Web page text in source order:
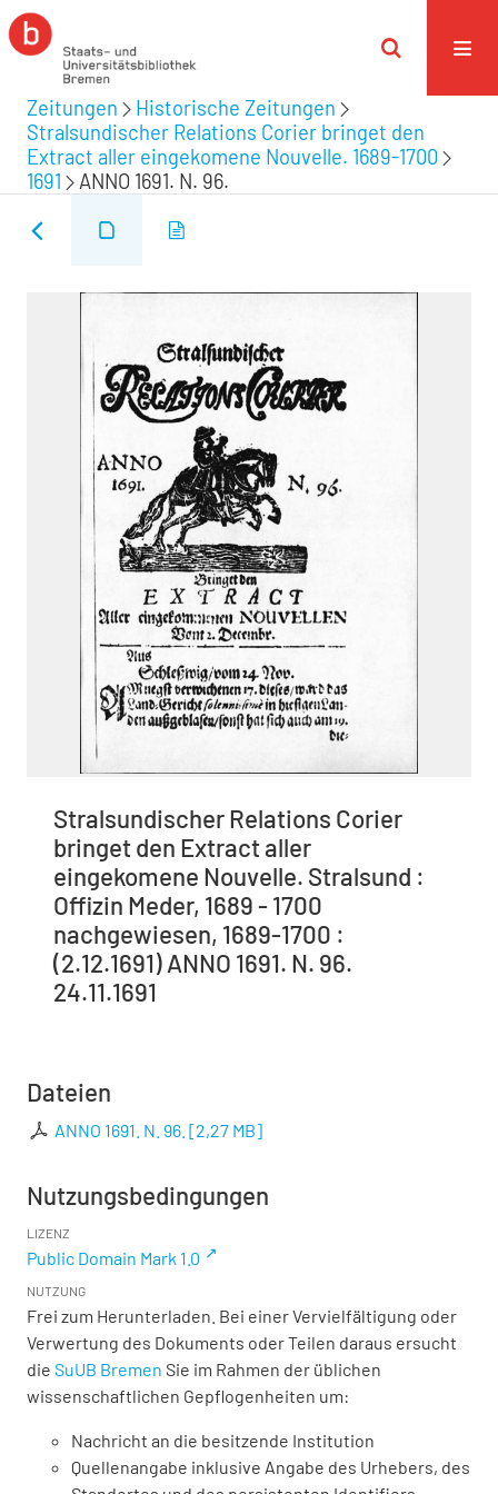
Zeitungen
Historische Zeitungen
Stralsundischer Relations Corier bringet den
Extract aller eingekomene Nouvelle. 1689-1700
1691
ANNO 1691. N. 96.
Stralsundischer Relations Corier
bringet den Extract aller
eingekomene Nouvelle. Stralsund :
Offizin Meder, 1689 - 1700
nachgewiesen, 1689-1700 :
(2.12.1691) ANNO 1691. N. 96.
24.11.1691
Dateien
ANNO 1691. N. 96. [2,27 MB]
Nutzungsbedingungen
LIZENZ
Public Domain Mark 1.0
NUTZUNG
Frei zum Herunterladen. Bei einer Vervielfältigung oder
Verwertung des Dokuments oder Teilen daraus ersucht
die SuUB Bremen Sie im Rahmen der üblichen
wissenschaftlichen Gepflogenheiten um:
Nachricht an die besitzende Institution
Quellenangabe inklusive Angabe des Urhebers, des